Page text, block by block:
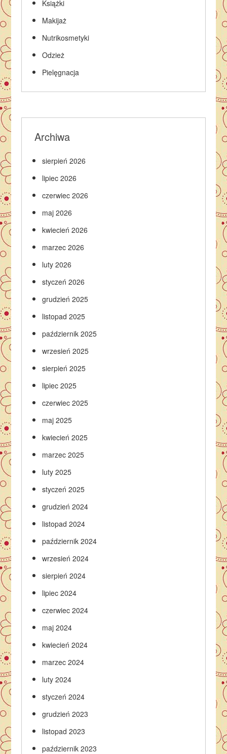
Książki
Makijaż
Nutrikosmetyki
Odzież
Pielęgnacja
Archiwa
sierpień 2026
lipiec 2026
czerwiec 2026
maj 2026
kwiecień 2026
marzec 2026
luty 2026
styczeń 2026
grudzień 2025
listopad 2025
październik 2025
wrzesień 2025
sierpień 2025
lipiec 2025
czerwiec 2025
maj 2025
kwiecień 2025
marzec 2025
luty 2025
styczeń 2025
grudzień 2024
listopad 2024
październik 2024
wrzesień 2024
sierpień 2024
lipiec 2024
czerwiec 2024
maj 2024
kwiecień 2024
marzec 2024
luty 2024
styczeń 2024
grudzień 2023
listopad 2023
październik 2023